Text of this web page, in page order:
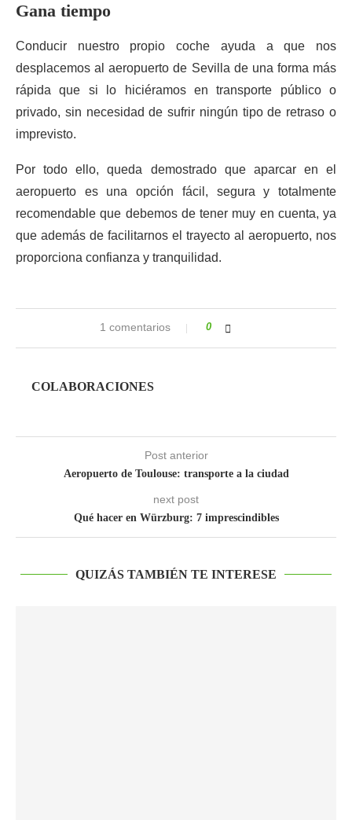
Gana tiempo
Conducir nuestro propio coche ayuda a que nos
desplacemos al aeropuerto de Sevilla de una forma más
rápida que si lo hiciéramos en transporte público o
privado, sin necesidad de sufrir ningún tipo de retraso o
imprevisto.
Por todo ello, queda demostrado que aparcar en el
aeropuerto es una opción fácil, segura y totalmente
recomendable que debemos de tener muy en cuenta, ya
que además de facilitarnos el trayecto al aeropuerto, nos
proporciona confianza y tranquilidad.
1 comentarios 0
COLABORACIONES
Post anterior
Aeropuerto de Toulouse: transporte a la ciudad
next post
Qué hacer en Würzburg: 7 imprescindibles
QUIZÁS TAMBIÉN TE INTERESE